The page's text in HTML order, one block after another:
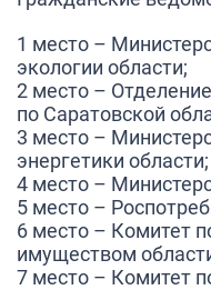
1 место –
экологии области;
2 место –
по Саратовской
3 место –
энергетики области;
4 место –
5 место –
6 место – Комитет
имуществом
7 место – Комитет